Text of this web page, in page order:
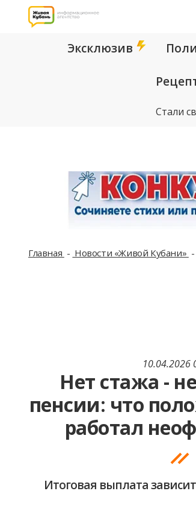
Эксклюзив
Стали
Главная Новости «Живой Кубани»
10.04.2026
Нет стажа -
пенсии: что
работал
Итоговая выплата